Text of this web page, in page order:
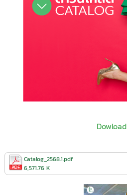
Dowload
Catalog_2568.1.pdf
6,571.76 K